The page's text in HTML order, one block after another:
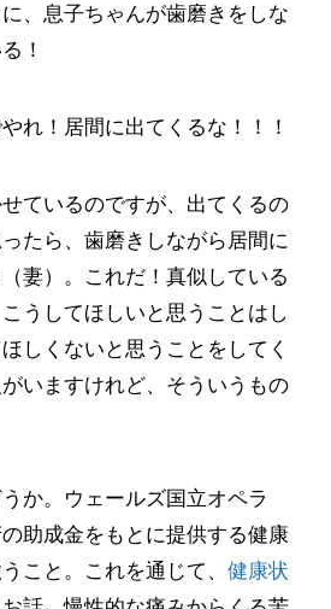
、息子ちゃんが歯磨きをしな
！
れ！居間に出てくるな！！！
ているのですが、出てくるの
たら、歯磨きしながら居間に
妻）。これだ！真似している
うしてほしいと思うことはし
しくないと思うことをしてく
いますけれど、そういうもの
か。ウェールズ国立オペラ
助成金をもとに提供する健康
こと。これを通じて、健康状